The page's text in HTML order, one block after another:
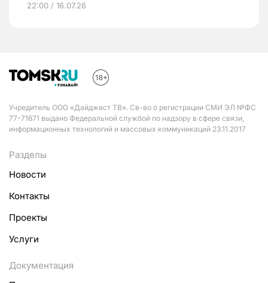
22:00 / 16.07.26
Учредитель ООО «Дайджест ТВ». Св-во о регистрации СМИ ЭЛ №ФС
77-71671 выдано Федеральной службой по надзору в сфере связи,
информационных технологий и массовых коммуникаций 23.11.2017
Разделы
Новости
Контакты
Проекты
Услуги
Документация